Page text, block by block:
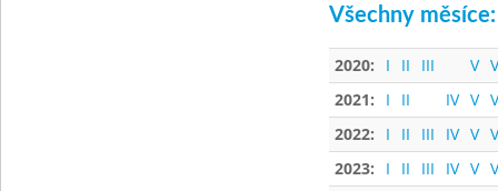
Všechny měsíce:
2020: I II III V
2021:
I II IV V
2022:
I II III IV V
2023:
I II III IV V